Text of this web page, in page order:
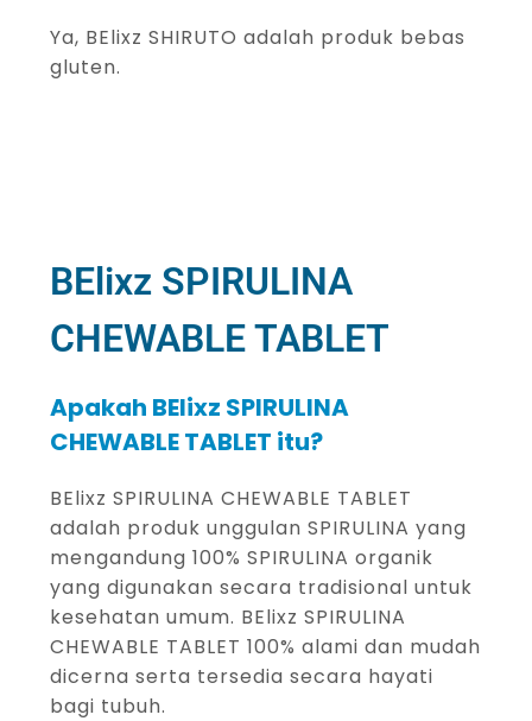
Ya, BElixz SHIRUTO adalah produk bebas
gluten.
BElixz SPIRULINA
CHEWABLE TABLET
Apakah BElixz SPIRULINA
CHEWABLE TABLET itu?
BElixz SPIRULINA CHEWABLE TABLET
adalah produk unggulan SPIRULINA yang
mengandung 100% SPIRULINA organik
yang digunakan secara tradisional untuk
kesehatan umum. BElixz SPIRULINA
CHEWABLE TABLET 100% alami dan mudah
dicerna serta tersedia secara hayati
bagi tubuh.